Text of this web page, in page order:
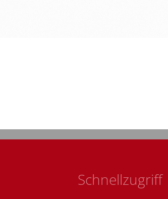
Schnellzugriff